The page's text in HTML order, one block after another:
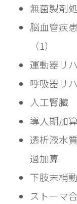
脳血管疾
運動器リ
呼吸器リ
人工腎臓
導入期加
透析液水
過加算
下肢末梢
ストーマ